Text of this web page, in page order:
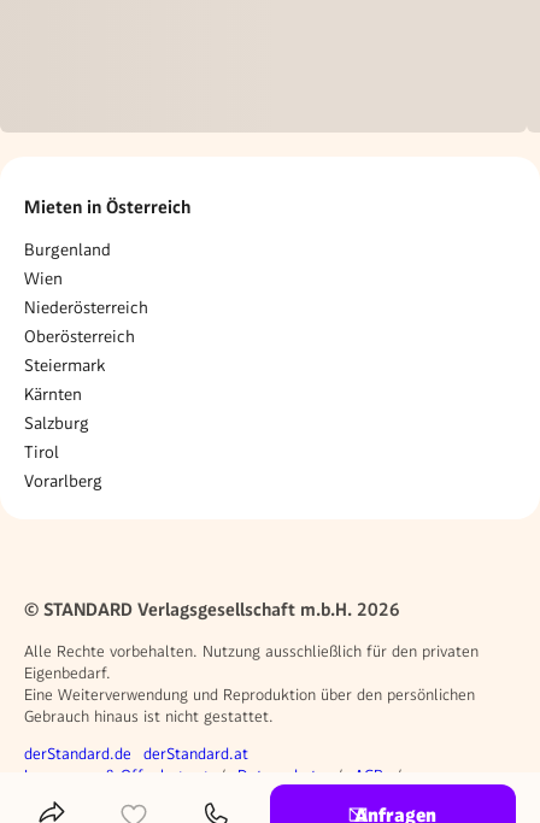
Mieten in Österreich
Burgenland
Wien
Niederösterreich
Oberösterreich
Steiermark
Kärnten
Salzburg
Tirol
Vorarlberg
Anfragen
© STANDARD Verlagsgesellschaft m.b.H. 2026
Alle Rechte vorbehalten. Nutzung ausschließlich für den privaten
Eigenbedarf.
Eine Weiterverwendung und Reproduktion über den persönlichen
Gebrauch hinaus ist nicht gestattet.
Weitere Angebote
derStandard.de derStandard.at
Rechtliches
Impressum & Offenlegung Datenschutz
AGB
Privacy Manager